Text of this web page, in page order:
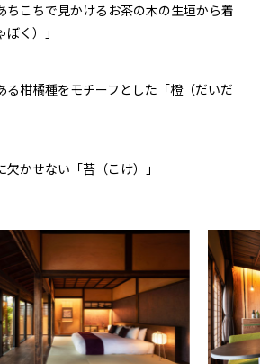
ちこちで⾒かけるお茶の⽊の⽣垣から着
く）」
る柑橘種をモチーフとした「橙（だいだ
⽋かせない「苔（こけ）」